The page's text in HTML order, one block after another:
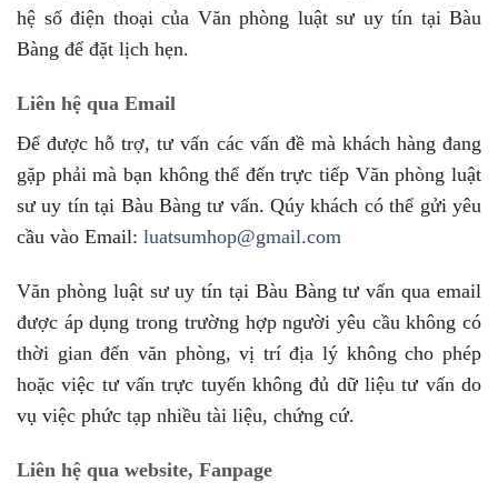
hệ số điện thoại của Văn phòng luật sư uy tín tại Bàu
Bàng để đặt lịch hẹn.
Liên hệ qua Email
Để được hỗ trợ, tư vấn các vấn đề mà khách hàng đang
gặp phải mà bạn không thể đến trực tiếp Văn phòng luật
sư uy tín tại Bàu Bàng tư vấn. Qúy khách có thể gửi yêu
cầu vào Email: luatsumhop@gmail.com
Văn phòng luật sư uy tín tại Bàu Bàng tư vấn qua email
được áp dụng trong trường hợp người yêu cầu không có
thời gian đến văn phòng, vị trí địa lý không cho phép
hoặc việc tư vấn trực tuyến không đủ dữ liệu tư vấn do
vụ việc phức tạp nhiều tài liệu, chứng cứ.
Liên hệ qua website, Fanpage